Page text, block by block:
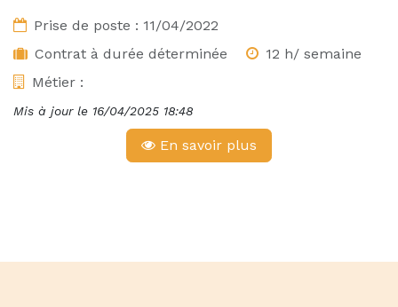
Prise de poste : 11/04/2022
Contrat à durée déterminée
12 h/ semaine
Métier :
Mis à jour le 16/04/2025 18:48
En savoir plus